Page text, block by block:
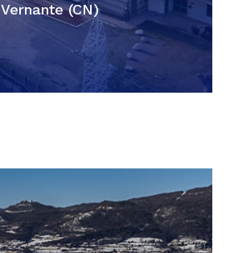
Vernante (CN)